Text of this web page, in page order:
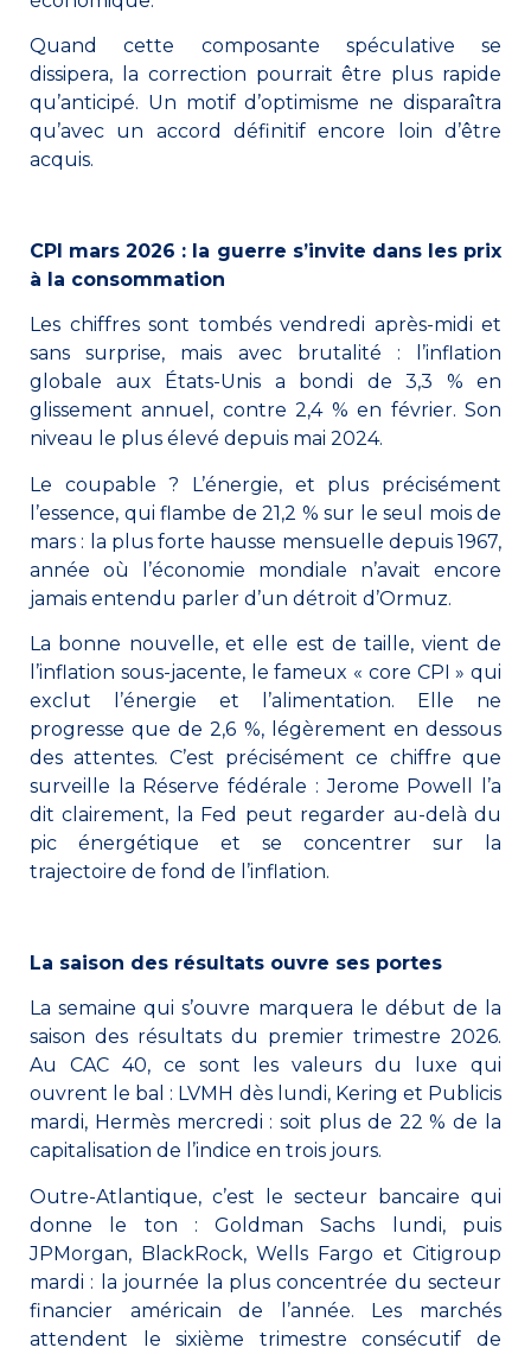
Quand cette composante spéculative se
dissipera, la correction pourrait être plus rapide
qu’anticipé. Un motif d’optimisme ne disparaîtra
qu’avec un accord définitif encore loin d’être
acquis.
CPI mars 2026 : la guerre s’invite dans les prix
à la consommation
Les chiffres sont tombés vendredi après-midi et
sans surprise, mais avec brutalité : l’inflation
globale aux États-Unis a bondi de 3,3 % en
glissement annuel, contre 2,4 % en février. Son
niveau le plus élevé depuis mai 2024.
Le coupable ? L’énergie, et plus précisément
l’essence, qui flambe de 21,2 % sur le seul mois de
mars : la plus forte hausse mensuelle depuis 1967,
année où l’économie mondiale n’avait encore
jamais entendu parler d’un détroit d’Ormuz.
La bonne nouvelle, et elle est de taille, vient de
l’inflation sous-jacente, le fameux « core CPI » qui
exclut l’énergie et l’alimentation. Elle ne
progresse que de 2,6 %, légèrement en dessous
des attentes. C’est précisément ce chiffre que
surveille la Réserve fédérale : Jerome Powell l’a
dit clairement, la Fed peut regarder au-delà du
pic énergétique et se concentrer sur la
trajectoire de fond de l’inflation.
La saison des résultats ouvre ses portes
La semaine qui s’ouvre marquera le début de la
saison des résultats du premier trimestre 2026.
Au CAC 40, ce sont les valeurs du luxe qui
ouvrent le bal : LVMH dès lundi, Kering et Publicis
mardi, Hermès mercredi : soit plus de 22 % de la
capitalisation de l’indice en trois jours.
Outre-Atlantique, c’est le secteur bancaire qui
donne le ton : Goldman Sachs lundi, puis
JPMorgan, BlackRock, Wells Fargo et Citigroup
mardi : la journée la plus concentrée du secteur
financier américain de l’année. Les marchés
attendent le sixième trimestre consécutif de